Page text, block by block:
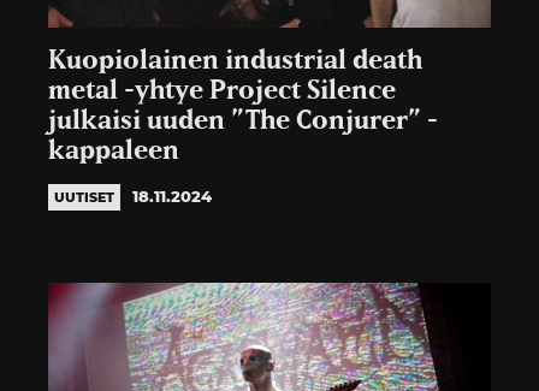
Kuopiolainen industrial death
metal -yhtye Project Silence
julkaisi uuden ”The Conjurer” -
kappaleen
UUTISET 18.11.2024